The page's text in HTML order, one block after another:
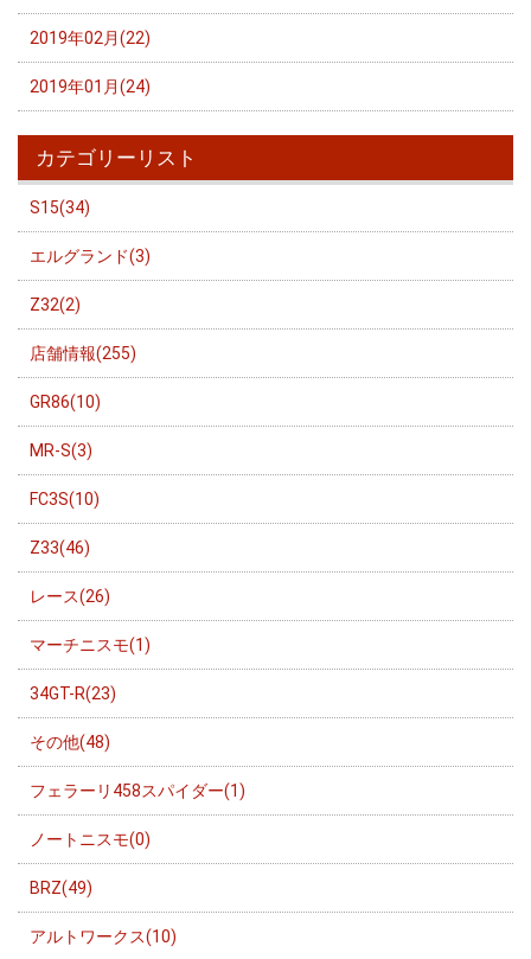
2019年02月(22)
2019年01月(24)
カテゴリーリスト
S15(34)
エルグランド(3)
Z32(2)
店舗情報(255)
GR86(10)
MR-S(3)
FC3S(10)
Z33(46)
レース(26)
マーチニスモ(1)
34GT-R(23)
その他(48)
フェラーリ458スパイダー(1)
ノートニスモ(0)
BRZ(49)
アルトワークス(10)